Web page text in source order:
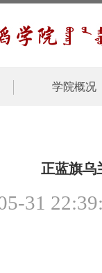
学院概况
正蓝旗乌
31